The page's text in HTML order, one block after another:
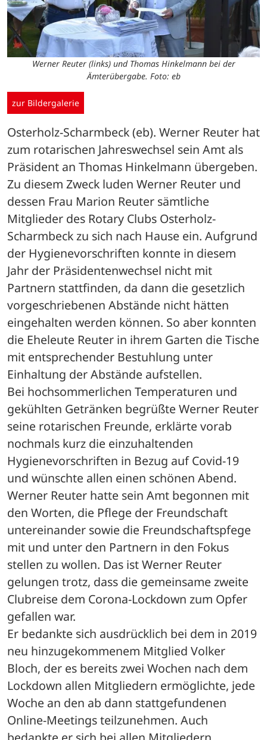
Werner Reuter (links) und Thomas Hinkelmann bei der
Ämterübergabe. Foto: eb
zur Bildergalerie
Osterholz-Scharmbeck (eb). Werner Reuter hat
zum rotarischen Jahreswechsel sein Amt als
Präsident an Thomas Hinkelmann übergeben.
Zu diesem Zweck luden Werner Reuter und
dessen Frau Marion Reuter sämtliche
Mitglieder des Rotary Clubs Osterholz-
Scharmbeck zu sich nach Hause ein. Aufgrund
der Hygienevorschriften konnte in diesem
Jahr der Präsidentenwechsel nicht mit
Partnern stattfinden, da dann die gesetzlich
vorgeschriebenen Abstände nicht hätten
eingehalten werden können. So aber konnten
die Eheleute Reuter in ihrem Garten die Tische
mit entsprechender Bestuhlung unter
Einhaltung der Abstände aufstellen.
Bei hochsommerlichen Temperaturen und
gekühlten Getränken begrüßte Werner Reuter
seine rotarischen Freunde, erklärte vorab
nochmals kurz die einzuhaltenden
Hygienevorschriften in Bezug auf Covid-19
und wünschte allen einen schönen Abend.
Werner Reuter hatte sein Amt begonnen mit
den Worten, die Pflege der Freundschaft
untereinander sowie die Freundschaftspfege
mit und unter den Partnern in den Fokus
stellen zu wollen. Das ist Werner Reuter
gelungen trotz, dass die gemeinsame zweite
Clubreise dem Corona-Lockdown zum Opfer
gefallen war.
Er bedankte sich ausdrücklich bei dem in 2019
neu hinzugekommenem Mitglied Volker
Bloch, der es bereits zwei Wochen nach dem
Lockdown allen Mitgliedern ermöglichte, jede
Woche an den ab dann stattgefundenen
Online-Meetings teilzunehmen. Auch